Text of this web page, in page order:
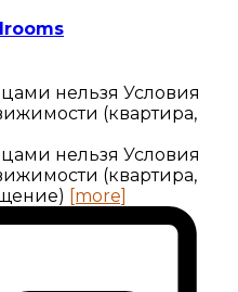
нельзя Условия
(квартира,
нельзя Условия
(квартира,
[more]